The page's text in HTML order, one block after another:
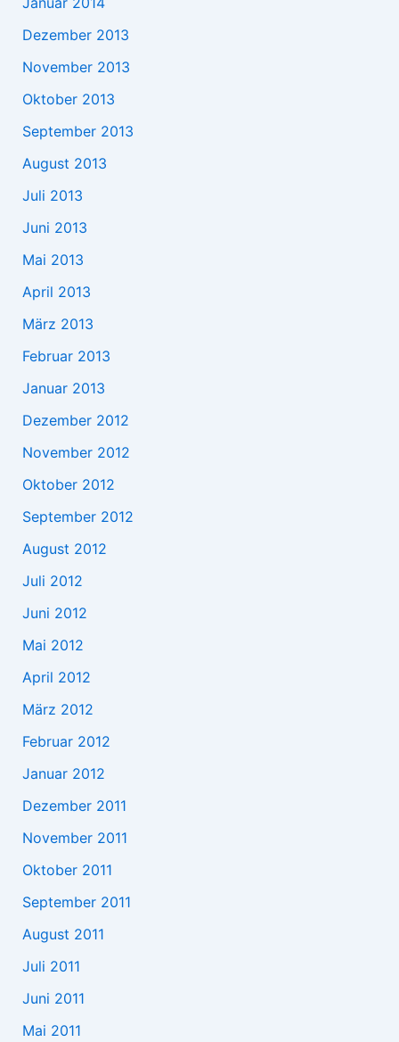
Dezember 2013
November 2013
Oktober 2013
September 2013
August 2013
Juli 2013
Juni 2013
Mai 2013
April 2013
März 2013
Februar 2013
Januar 2013
Dezember 2012
November 2012
Oktober 2012
September 2012
August 2012
Juli 2012
Juni 2012
Mai 2012
April 2012
März 2012
Februar 2012
Januar 2012
Dezember 2011
November 2011
Oktober 2011
September 2011
August 2011
Juli 2011
Juni 2011
Mai 2011